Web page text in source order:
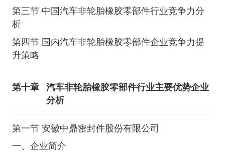
第三节 中国汽车非轮胎橡胶零部件行业竞争力分
析
第四节 国内汽车非轮胎橡胶零部件企业竞争力提
升策略
第十章
汽车非轮胎橡胶零部件行业主要优势企业
分析
第一节 安徽中鼎密封件股份有限公司
一、企业简介